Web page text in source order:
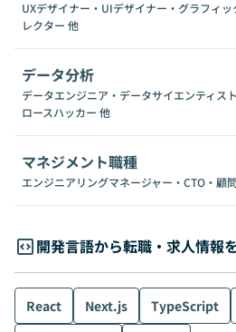
UXデザイナー・UIデザイナー・グラフィッ
レクター 他
データ分析
データエンジニア・データサイエンティス
ロースハッカー 他
マネジメント職種
エンジニアリングマネージャー・CTO・顧
開発言語から転職・求人情報
React Next.js TypeScript